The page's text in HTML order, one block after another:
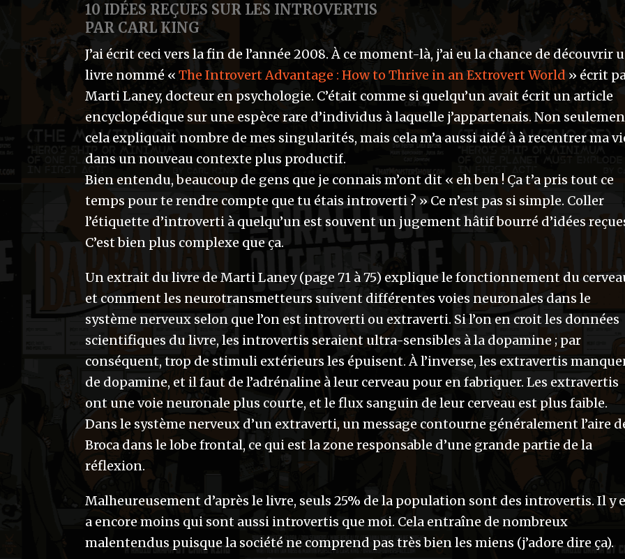
10 IDÉES REÇUES SUR LES INTROVERTIS
PAR CARL KING
J’ai écrit ceci vers la fin de l’année 2008. À ce moment-là, j’ai eu la chance de découvrir
livre nommé « The Introvert Advantage : How to Thrive in an Extrovert World » écrit
Marti Laney, docteur en psychologie. C’était comme si quelqu’un avait écrit un article
encyclopédique sur une espèce rare d’individus à laquelle j’appartenais. Non
cela expliquait nombre de mes singularités, mais cela m’a aussi aidé à à recentrer ma
dans un nouveau contexte plus productif.
Bien entendu, beaucoup de gens que je connais m’ont dit « eh ben ! Ça t’a pris tout ce
temps pour te rendre compte que tu étais introverti ? » Ce n’est pas si simple. Coller
l’étiquette d’introverti à quelqu’un est souvent un jugement hâtif bourré d’idées
C’est bien plus complexe que ça.
Un extrait du livre de Marti Laney (page 71 à 75) explique le fonctionnement du
et comment les neurotransmetteurs suivent différentes voies neuronales dans le
système nerveux selon que l’on est introverti ou extraverti. Si l’on en croit les données
scientifiques du livre, les introvertis seraient ultra-sensibles à la dopamine ; par
conséquent, trop de stimuli extérieurs les épuisent. À l’inverse, les extravertis
de dopamine, et il faut de l’adrénaline à leur cerveau pour en fabriquer. Les extravertis
ont une voie neuronale plus courte, et le flux sanguin de leur cerveau est plus faible.
Dans le système nerveux d’un extraverti, un message contourne généralement l’aire
Broca dans le lobe frontal, ce qui est la zone responsable d’une grande partie de la
réflexion.
Malheureusement d’après le livre, seuls 25% de la population sont des introvertis. Il y
a encore moins qui sont aussi introvertis que moi. Cela entraîne de nombreux
malentendus puisque la société ne comprend pas très bien les miens (j’adore dire ça).